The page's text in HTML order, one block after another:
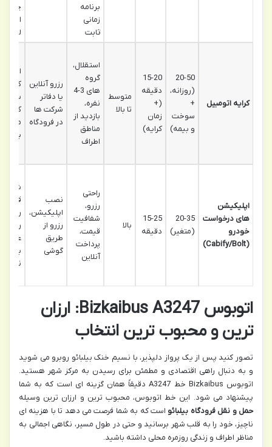
برنامه
زمانی
ثابت
لوکس
کرایه اتومبیل
20-50
(روزانه،
+
سوخت
و بیمه)
15-20
دقیقه
(+
زمان
کرایه)
متوسط
تا بالا
استقلال،
گروه
های 3-4
نفره،
بازدید از
مناطق
اطراف
رزرو آنلاین
یا دفاتر
شرکت ها
در فرودگاه
کامل
سفر،
کاوش
منطقه
باسک
اپلیکیشن
های درخواست
خودرو
(Cabify/Bolt)
20-35
(متغیر)
15-25
دقیقه
بالا
راحتی
رزرو،
شفافیت
قیمت،
پرداخت
آنلاین
نصب
اپلیکیشن،
رزرو از
طریق
گوشی
قیمت،
راحتی
رزرو،
عدم
به
نقد
اتوبوس Bizkaibus A3247: ارزان
ترین و محبوب ترین انتخاب
تصور کنید پس از یک پرواز دلپذیر، با نسیم خنک بیلبائو روبرو می شوید
و به دنبال راهی اقتصادی و مطمئن برای رسیدن به مرکز شهر هستید.
اتوبوس Bizkaibus خط A3247 دقیقاً همان گزینه ای است که به شما
پیشنهاد می شود. این خط اتوبوس، محبوب ترین و ارزان ترین وسیله
حمل و نقل فرودگاه بیلبائو است که به شما فرصت می دهد تا با هزینه ای
ناچیز، خود را به قلب شهر برسانید و حتی در طول مسیر، نگاهی اجمالی به
مناظر اطراف و زندگی روزمره محلی داشته باشید.